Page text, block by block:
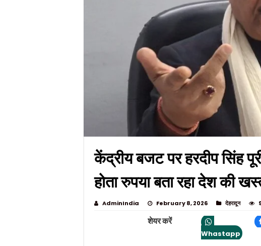
केंद्रीय बजट पर हरदीप सिंह
होता रुपया बता रहा देश की
AdminIndia February 8, 2026 देहरादून
शेयर करें
Whastapp